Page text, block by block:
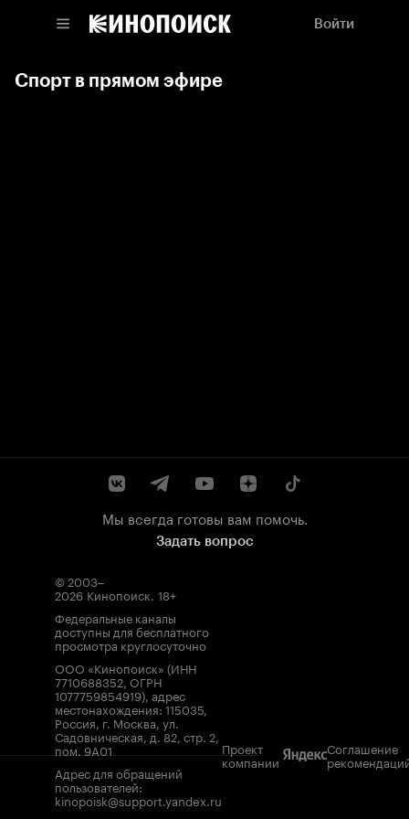
Войти
Спорт в прямом эфире
Мы всегда готовы вам помочь.
Задать вопрос
© 2003–
2026 Кинопоиск. 18+
Федеральные каналы
доступны для бесплатного
просмотра круглосуточно
ООО «Кинопоиск» (ИНН
7710688352, ОГРН
1077759854919), адрес
местонахождения: 115035,
Россия, г. Москва, ул.
Садовническая, д. 82, стр. 2,
пом. 9А01
Адрес для обращений
пользователей:
kinopoisk@support.yandex.ru
Проект
компании
Соглашение